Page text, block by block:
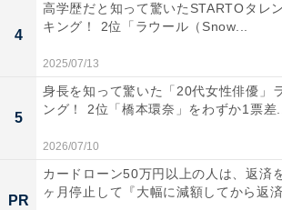
きまで、暮らしの中にあふれる「なぜ
て？」を分かりやすく伝えるAll About
ィアです。お金や仕事、恋愛、ITに関
専門家が分かりやすく回答するほか、
SNSで話題のトピックスを紹介していま
次ページ
7位までの全ランキ
る
4
高学歴だと知って驚いたSTARTOタレ
キング！ 2位「ラウール（Snow...
2025/07/13
5
身長を知って驚いた「20代女性俳優」
ング！ 2位「橋本環奈」をわずか1票差...
2026/07/10
PR
カードローン50万円以上の人は、返済
ヶ月停止して『大幅に減額してから返済